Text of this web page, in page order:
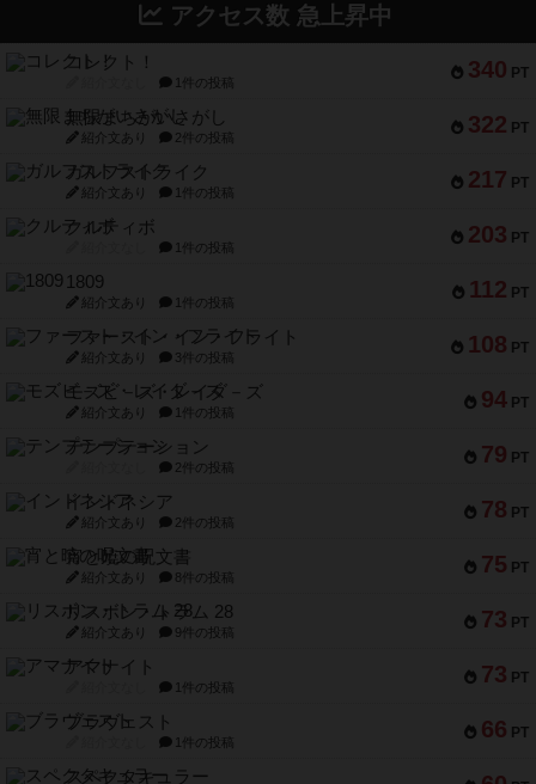
アクセス数 急上昇中
340 PT
コレクト！
1件の投稿
322 PT
無限まちがいさがし
紹介文あり 2件の投稿
217 PT
ガルフストライク
紹介文あり 1件の投稿
203 PT
クルティボ
1件の投稿
112 PT
1809
紹介文あり 1件の投稿
108 PT
ファースト・イン・フライト
紹介文あり 3件の投稿
94 PT
モズビ－ズ・レイダ－ズ
紹介文あり 1件の投稿
79 PT
テンプテーション
2件の投稿
78 PT
インドネシア
紹介文あり 2件の投稿
75 PT
宵と暁の呪文書
紹介文あり 8件の投稿
73 PT
リスボン・トラム 28
紹介文あり 9件の投稿
73 PT
アマナイト
1件の投稿
66 PT
ブラヴェスト
1件の投稿
スペクタキュラー